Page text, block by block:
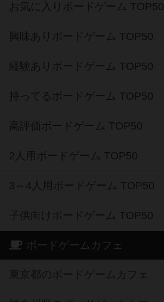
お気に入りボードゲーム TOP50
興味ありボードゲーム TOP50
経験ありボードゲーム TOP50
持ってるボードゲーム TOP50
高評価ボードゲーム TOP50
2人用ボードゲーム TOP50
3～4人用ボードゲーム TOP50
子供向けボードゲーム TOP50
ボードゲームカフェ
東京都のボードゲームカフェ